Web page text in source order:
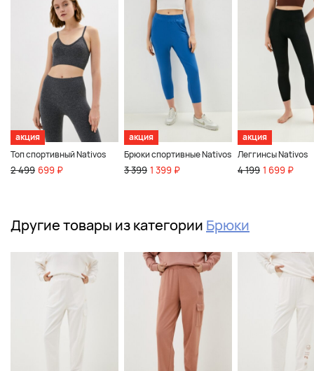
акция
Топ спортивный Nativos
2 499 699 ₽
акция
Брюки спортивные Nativos
3 399 1 399 ₽
акция
Леггинсы Nativos
4 199 1 699 ₽
Другие товары из категории Брюки